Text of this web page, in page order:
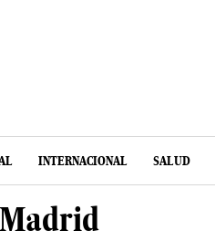
INTERNACIONAL SALUD